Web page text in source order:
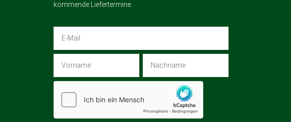
kommende Liefertermine.